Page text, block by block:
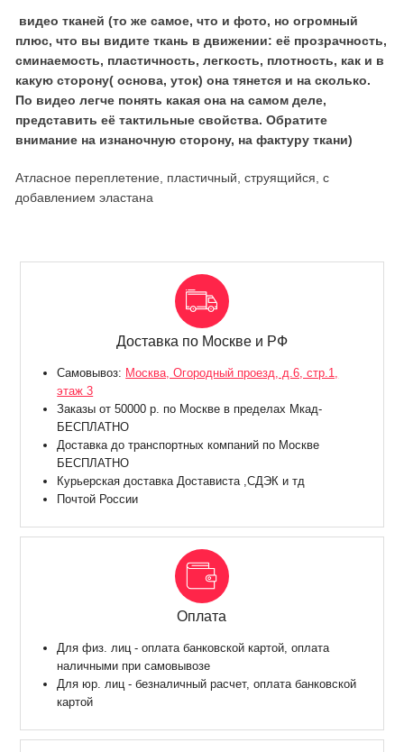
видео тканей (то же самое, что и фото, но огромный
плюс, что вы видите ткань в движении: её прозрачность,
сминаемость, пластичность, легкость, плотность, как и в
какую сторону( основа, уток) она тянется и на сколько.
По видео легче понять какая она на самом деле,
представить её тактильные свойства. Обратите
внимание на изнаночную сторону, на фактуру ткани)
Атласное переплетение, пластичный, струящийся, с
добавлением эластана
Доставка по Москве и РФ
Самовывоз: Москва, Огородный проезд, д.6, стр.1,
этаж 3
Заказы от 50000 р. по Москве в пределах Мкад-
БЕСПЛАТНО
Доставка до транспортных компаний по Москве
БЕСПЛАТНО
Курьерская доставка Достависта ,СДЭК и тд
Почтой России
Оплата
Для физ. лиц - оплата банковской картой, оплата
наличными при самовывозе
Для юр. лиц - безналичный расчет, оплата банковской
картой